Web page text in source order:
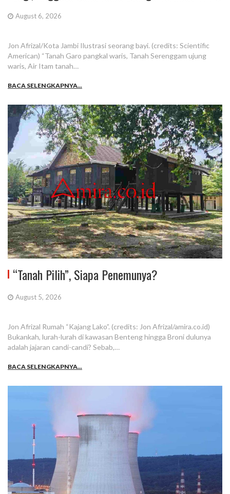
August 6, 2026
Jon Afrizal/Kota Jambi Ilustrasi seorang bayi. (credits: Scientific
American) “Tanah Garo pangkal waris, Tanah Serenggam ujung
waris, Air Itam tanah…
BACA SELENGKAPNYA...
“Tanah Pilih”, Siapa Penemunya?
August 5, 2026
Jon Afrizal Rumah “Kajang Lako”. (credits: Jon Afrizal/amira.co.id)
Bukankah, lurah-lurah di kawasan Benteng hingga Broni dulunya
adalah jajaran candi-candi? Sebab,…
BACA SELENGKAPNYA...